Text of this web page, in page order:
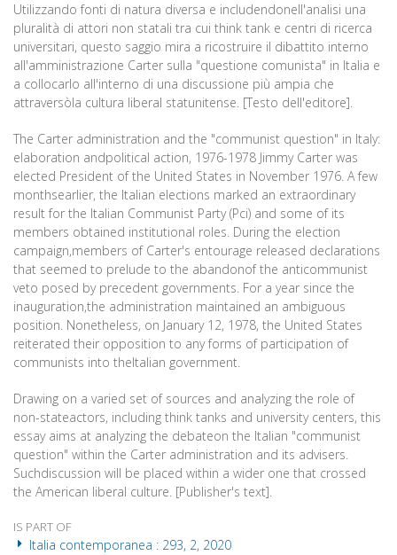
Utilizzando fonti di natura diversa e includendonell'analisi una
pluralità di attori non statali tra cui think tank e centri di ricerca
universitari, questo saggio mira a ricostruire il dibattito interno
all'amministrazione Carter sulla "questione comunista" in Italia e
a collocarlo all'interno di una discussione più ampia che
attraversòla cultura liberal statunitense. [Testo dell'editore].
The Carter administration and the "communist question" in Italy:
elaboration andpolitical action, 1976-1978 Jimmy Carter was
elected President of the United States in November 1976. A few
monthsearlier, the Italian elections marked an extraordinary
result for the Italian Communist Party (Pci) and some of its
members obtained institutional roles. During the election
campaign,members of Carter's entourage released declarations
that seemed to prelude to the abandonof the anticommunist
veto posed by precedent governments. For a year since the
inauguration,the administration maintained an ambiguous
position. Nonetheless, on January 12, 1978, the United States
reiterated their opposition to any forms of participation of
communists into theItalian government.
Drawing on a varied set of sources and analyzing the role of
non-stateactors, including think tanks and university centers, this
essay aims at analyzing the debateon the Italian "communist
question" within the Carter administration and its advisers.
Suchdiscussion will be placed within a wider one that crossed
the American liberal culture. [Publisher's text].
IS PART OF
Italia contemporanea : 293, 2, 2020